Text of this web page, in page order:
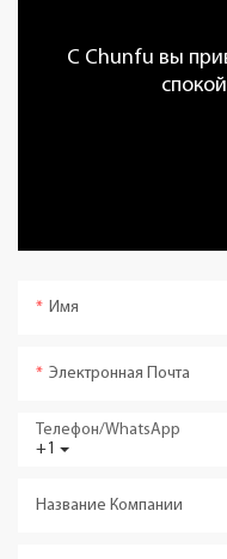
С Chunfu вы
Имя
Электронная Почта
+1
Телефон/WhatsApp
Название Компании